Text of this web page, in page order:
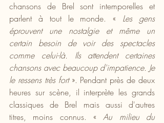
chansons de Brel sont intemporelles et
parlent à tout le monde. « Les gens
éprouvent une nostalgie et même un
certain besoin de voir des spectacles
comme celui-là. Ils attendent certaines
chansons avec beaucoup d'impatience. Je
le ressens très fort ». Pendant près de deux
heures sur scène, il interprète les grands
classiques de Brel mais aussi d'autres
titres, moins connus. « Au milieu du